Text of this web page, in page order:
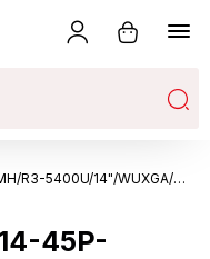
Acer Aspire Lite/AL14-45P-R2MH/R3-5400U/14"/WUXGA/8GB/256GB/RX Vega 6/W11H/Silver/2R
45P-